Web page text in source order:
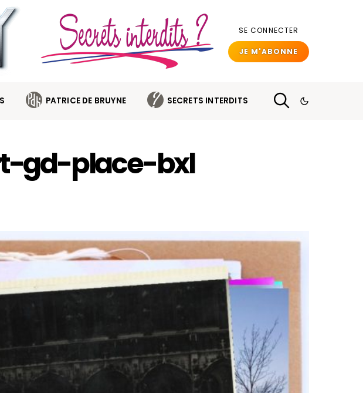
SE CONNECTER
JE M'ABONNE
PATRICE DE BRUYNE SECRETS INTERDITS
gd-place-bxl